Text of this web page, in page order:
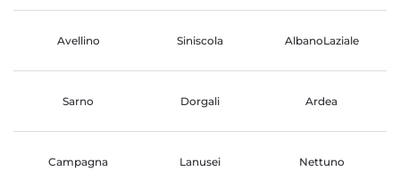
Avellino Siniscola AlbanoLaziale
Sarno Dorgali Ardea
Campagna Lanusei Nettuno